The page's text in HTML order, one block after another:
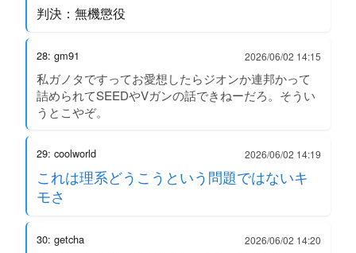
判決：無機懲役
28: gm91 2026/06/02 14:15
私ガノタですってお愛想したらジオンか連邦かって
詰められてSEEDやVガンの話できねーだろ。そうい
うとこやぞ。
29: coolworld 2026/06/02 14:19
これは理系どうこうという問題ではないキ
モさ
30: getcha 2026/06/02 14:20